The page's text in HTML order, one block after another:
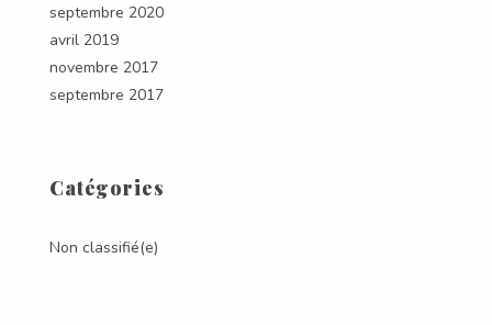
septembre 2020
avril 2019
novembre 2017
septembre 2017
Catégories
Non classifié(e)